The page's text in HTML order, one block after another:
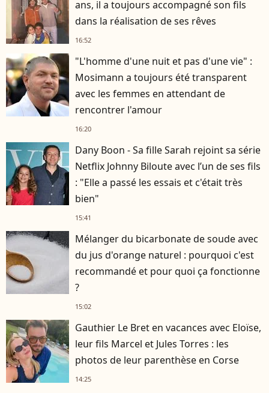
ans, il a toujours accompagné son fils
dans la réalisation de ses rêves
16:52
"L'homme d'une nuit et pas d'une vie" :
Mosimann a toujours été transparent
avec les femmes en attendant de
rencontrer l'amour
16:20
Dany Boon - Sa fille Sarah rejoint sa série
Netflix Johnny Biloute avec l’un de ses fils
: "Elle a passé les essais et c'était très
bien"
15:41
Mélanger du bicarbonate de soude avec
du jus d'orange naturel : pourquoi c'est
recommandé et pour quoi ça fonctionne
?
15:02
Gauthier Le Bret en vacances avec Eloïse,
leur fils Marcel et Jules Torres : les
photos de leur parenthèse en Corse
14:25